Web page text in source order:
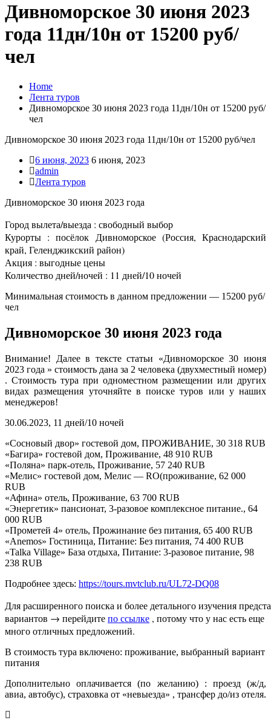
Дивноморское 30 июня 2023
года 11дн/10н от 15200 руб/
чел
Home
Лента туров
Дивноморское 30 июня 2023 года 11дн/10н от 15200 руб/
чел
Дивноморское 30 июня 2023 года 11дн/10н от 15200 руб/чел
6 июня, 2023 6 июня, 2023
admin
Лента туров
Дивноморское 30 июня 2023 года
Город вылета/выезда : свободный выбор
Курорты : посёлок Дивноморское (Россия, Краснодарский
край, Геленджикский район)
Акция : выгодные цены
Количество дней/ночей : 11 дней/10 ночей
Минимальная стоимость в данном предложении — 15200 руб/
чел
Дивноморское 30 июня 2023 года
Внимание! Далее в тексте статьи «Дивноморское 30 июня
2023 года » стоимость дана за 2 человека (двухместный номер)
. Стоимость тура при одноместном размещении или других
видах размещения уточняйте в поиске туров или у наших
менеджеров!
30.06.2023, 11 дней/10 ночей
«Сосновый двор» гостевой дом, ПРОЖИВАНИЕ, 30 318 RUB
«Багира» гостевой дом, Проживание, 48 910 RUB
«Поляна» парк-отель, Проживание, 57 240 RUB
«Мелис» гостевой дом, Мелис — RO(проживание, 62 000
RUB
«Афина» отель, Проживание, 63 700 RUB
«Энергетик» пансионат, 3-разовое комплексное питание., 64
000 RUB
«Прометей 4» отель, Прожинание без питания, 65 400 RUB
«Anemos» Гостиница, Питание: Без питания, 74 400 RUB
«Talka Village» База отдыха, Питание: 3-разовое питание, 98
238 RUB
Подробнее здесь: https://tours.mvtclub.ru/UL72-DQ08
Для расширенного поиска и более детального изучения
вариантов → перейдите по ссылке , потому что у нас есть еще
В стоимость тура включено: проживание, выбранный вариант
питания
Дополнительно оплачивается (по желанию) : проезд (ж/д,
авиа, автобус), страховка от «невыезда» , трансфер до/из отеля.